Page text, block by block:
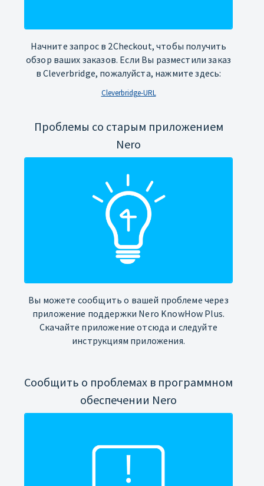
Начните запрос в 2Checkout, чтобы получить
обзор ваших заказов. Если Вы разместили заказ
в Cleverbridge, пожалуйста, нажмите здесь:
Cleverbridge-URL
Проблемы со старым приложением
Nero
Вы можете сообщить о вашей проблеме через
приложение поддержки Nero KnowHow Plus.
Скачайте приложение отсюда и следуйте
инструкциям приложения.
Сообщить о проблемах в программном
обеспечении Nero